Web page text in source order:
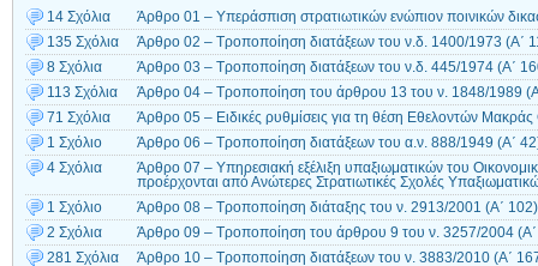
14 Σχόλια
Άρθρο 01 – Υπεράσπιση στρατιωτικών ενώπιον ποινικών
135 Σχόλια
Άρθρο 02 – Τροποποίηση διατάξεων του ν.δ. 1400/1973 (Α΄
8 Σχόλια
Άρθρο 03 – Τροποποίηση διατάξεων του ν.δ. 445/1974 (Α΄
113 Σχόλια
Άρθρο 04 – Τροποποίηση του άρθρου 13 του ν. 1848/1989
71 Σχόλια
Άρθρο 05 – Ειδικές ρυθμίσεις για τη θέση Εθελοντών Μακράς
1 Σχόλιο
Άρθρο 06 – Τροποποίηση διατάξεων του α.ν. 888/1949 (Α΄
4 Σχόλια
Άρθρο 07 – Υπηρεσιακή εξέλιξη υπαξιωματικών του
προέρχονται από Ανώτερες Στρατιωτικές Σχολές
1 Σχόλιο
Άρθρο 08 – Τροποποίηση διάταξης του ν. 2913/2001 (Α΄ 102)
2 Σχόλια
Άρθρο 09 – Τροποποίηση του άρθρου 9 του ν. 3257/2004
281 Σχόλια
Άρθρο 10 – Τροποποίηση διατάξεων του ν. 3883/2010 (Α΄